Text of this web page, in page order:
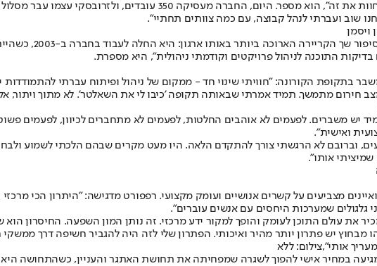
סטארטאפ במלוא מובן המילה, ורק בדיעבד אני מבין איזה מזל היה לי לחוות
שוב ועברתי לנהל קבוצה, עם כמה צוותים תחתיי".
ויסמן
התוכנה לניהול פרויקטים וקודמתי ניהולית", היא מספרת.
בתקופת הקורונה: "חוויתי שינוי חד - ממקום של ניהול ופיתוח עברתי
מתמשך. תמיד אמרתי שבאותה תקופה 'כיבו לי את השאלטר'. לא מתוך ויתור,
יש משברים. לפעמים לא אוהבים החלטות, לפעמים לא מתחברים לכיוון, לפעמים
ואישית".
וברובם לא הרגשתי צורך להתקדם הלאה. היו מעט מקרים שבהם הלכתי לשמוע
אותו".
מצביעים על קשרים אנושיים ועומק מקצועי. רפפורט מדגישה: "היתרון הכי
גלגולים שמערכות היחסים עם אנשים עוברים".
את עולם התוכן לעומק והופך למקור ידע מרכזי. זה נותן המון השפעה. החיסרון
יש פתרון יותר מהיר ואיכותי. הפתרון שלי לזה היה להגביר חשיפה דרך ממשקי
אותי",צילום: ללא
במחיר אישי להפוך לשגרה שמפחיתה את תחושת האתגר והעניין, כשהתחושה